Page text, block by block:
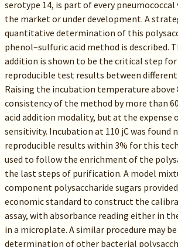
serotype 14, is part of every
the market or under development. A
quantitative determination of this
phenol–sulfuric acid method is described.
addition is shown to be the critical step
reproducible test results between
Raising the incubation temperature above
consistency of the method by more than
acid addition modality, but at the expense
sensitivity. Incubation at 110 jC was found
reproducible results within 3% for this
used to follow the enrichment of the
the last steps of purification. A model
component polysaccharide sugars
economic standard to construct the
assay, with absorbance reading either in
in a microplate. A similar procedure may
determination of other bacterial